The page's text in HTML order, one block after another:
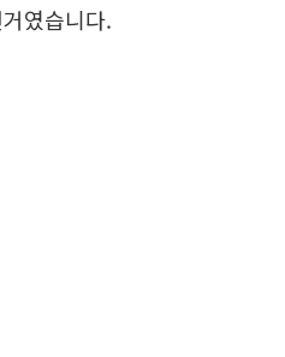
였습니다.